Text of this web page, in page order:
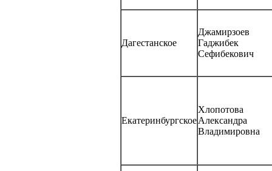
Дагестанское
Джамирзоев
Гаджибек
Сефибекович
Екатеринбургское
Хлопотова
Александра
Владимировна